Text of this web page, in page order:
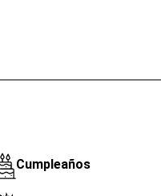
Cumpleaños